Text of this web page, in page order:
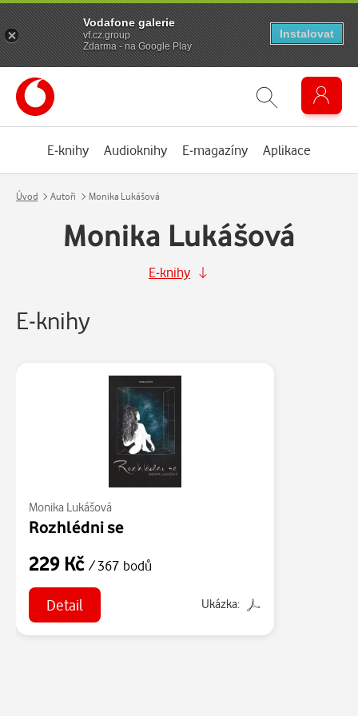
E-knihy Audioknihy E-magazíny Aplikace
Úvod Autoři Monika Lukášová
Monika Lukášová
E-knihy
E-knihy
Monika Lukášová
Rozhlédni se
229 Kč / 367 bodů
Detail Ukázka:
Vodafone galerie
vf.cz.group
Zdarma - na Google Play
Instalovat